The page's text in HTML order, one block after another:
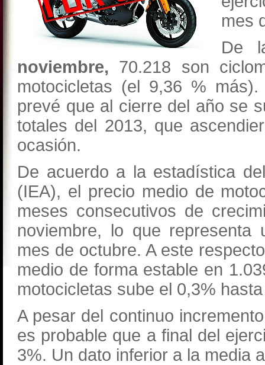
mes
De
noviembre, 70.218 son
motocicletas (el 9,36 %
prevé que al cierre del año se
totales del 2013, que
ocasión.
De acuerdo a la estadística
(IEA), el precio medio de
meses consecutivos de
noviembre, lo que
mes de octubre. A este
medio de forma estable en
motocicletas sube el 0,3%
A pesar del continuo
es probable que a final del
3%. Un dato inferior a la media